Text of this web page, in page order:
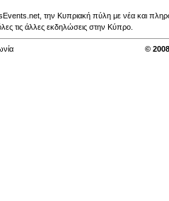
την Κυπριακή πύλη με νέα και
τις άλλες εκδηλώσεις στην Κύπρο.
©